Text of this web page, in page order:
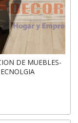
DE MUEBLES-